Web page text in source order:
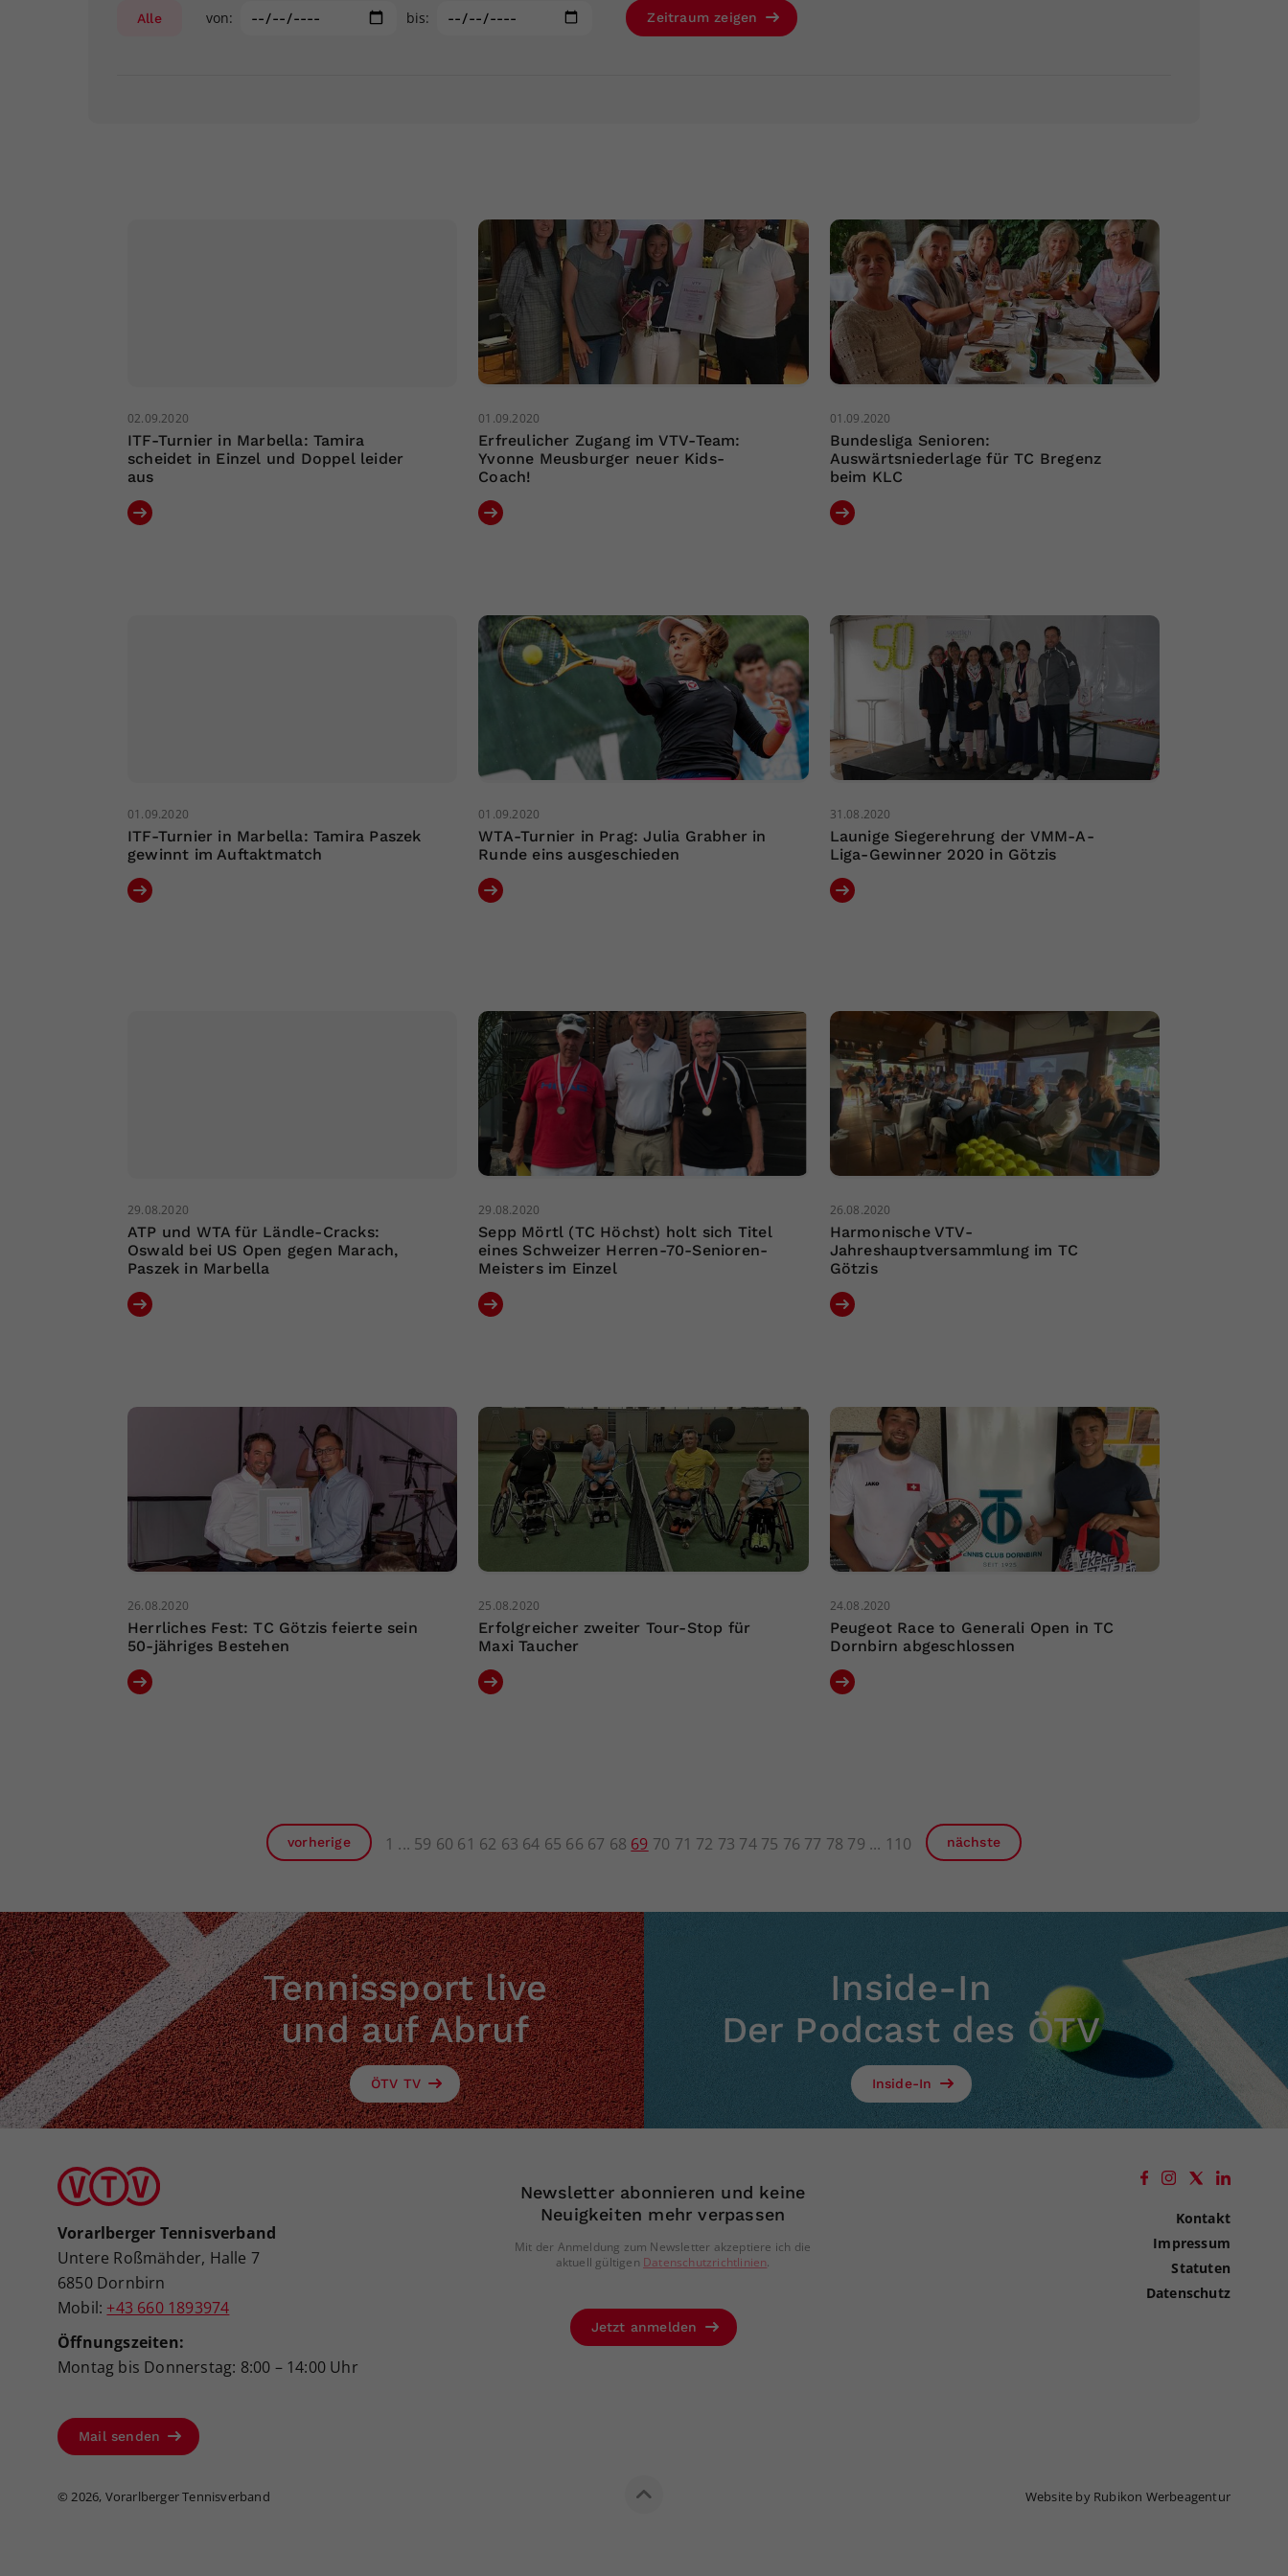
Alle von: bis: Zeitraum zeigen
02.09.2020
ITF-Turnier in Marbella: Tamira
scheidet in Einzel und Doppel leider
aus
01.09.2020
Erfreulicher Zugang im VTV-Team:
Yvonne Meusburger neuer Kids-
Coach!
01.09.2020
Bundesliga Senioren:
Auswärtsniederlage für TC Bregenz
beim KLC
01.09.2020
ITF-Turnier in Marbella: Tamira Paszek
gewinnt im Auftaktmatch
01.09.2020
WTA-Turnier in Prag: Julia Grabher in
Runde eins ausgeschieden
31.08.2020
Launige Siegerehrung der VMM-A-
Liga-Gewinner 2020 in Götzis
29.08.2020
ATP und WTA für Ländle-Cracks:
Oswald bei US Open gegen Marach,
Paszek in Marbella
29.08.2020
Sepp Mörtl (TC Höchst) holt sich Titel
eines Schweizer Herren-70-Senioren-
Meisters im Einzel
26.08.2020
Harmonische VTV-
Jahreshauptversammlung im TC
Götzis
26.08.2020
Herrliches Fest: TC Götzis feierte sein
50-jähriges Bestehen
25.08.2020
Erfolgreicher zweiter Tour-Stop für
Maxi Taucher
24.08.2020
Peugeot Race to Generali Open in TC
Dornbirn abgeschlossen
vorherige 1 59 60 61 62 63 64 65 66 67 68 69 70 71 72 73 74 75 76 77 78 79 110 nächste
Tennissport live
und auf Abruf
ÖTV TV
Inside-In
Der Podcast des ÖTV
Inside-In
Vorarlberger Tennisverband
Untere Roßmähder, Halle 7
6850 Dornbirn
Mobil: +43 660 1893974
Öffnungszeiten:
Montag bis Donnerstag: 8:00 – 14:00 Uhr
Mail senden
Newsletter abonnieren und keine
Neuigkeiten mehr verpassen
Mit der Anmeldung zum Newsletter akzeptiere ich die
aktuell gültigen Datenschutzrichtlinien.
Jetzt anmelden
Kontakt
Impressum
Statuten
Datenschutz
©2026, Vorarlberger Tennisverband Website by Rubikon Werbeagentur
Ihrer vorgenommen Einstellungen, falls der